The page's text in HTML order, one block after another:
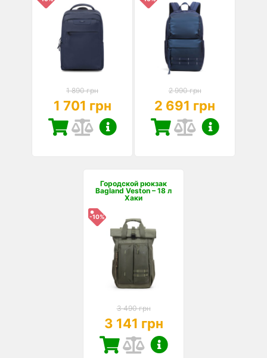
1 890 грн
1 701 грн
2 990 грн
2 691 грн
Городской рюкзак
Bagland Veston – 18 л
Хаки
-10%
3 490 грн
3 141 грн